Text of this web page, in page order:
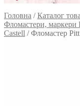
Головна /Каталог
Фломастери, маркери
Castell /Фломастер